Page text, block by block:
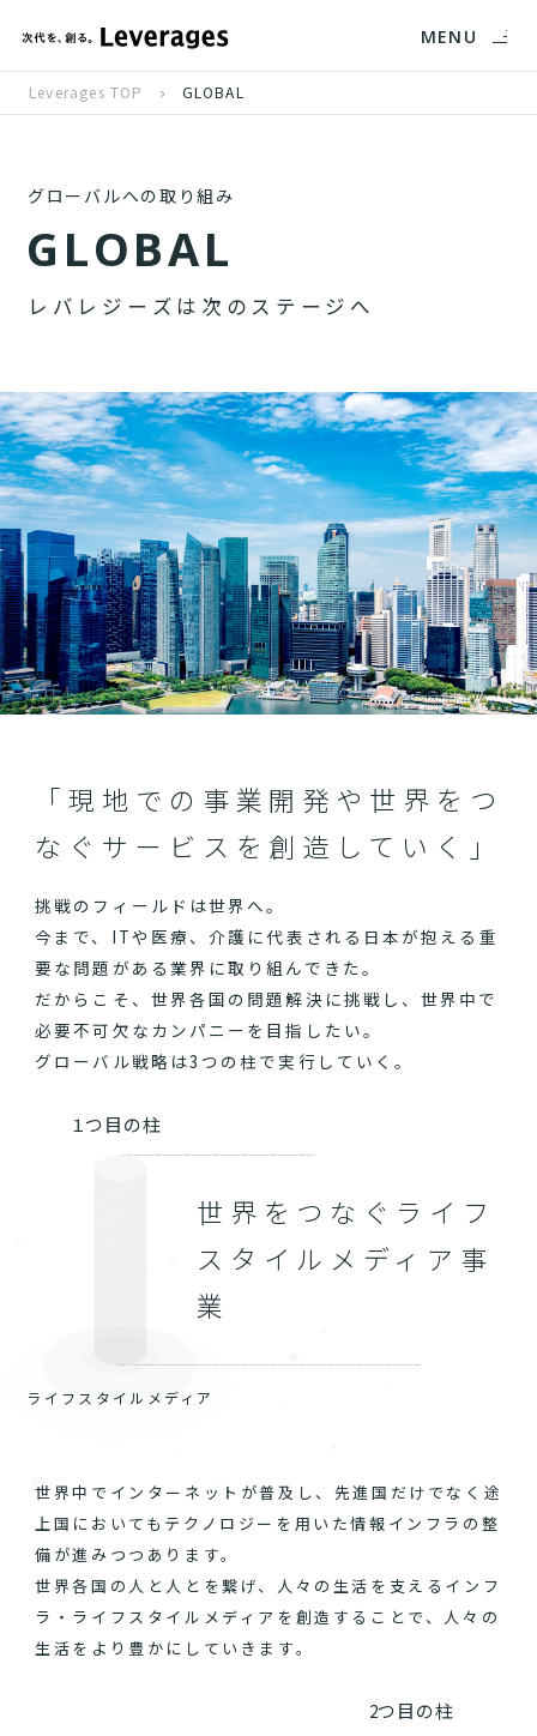
MENU
Leverages TOP GLOBAL
グローバルへの取り組み
GLOBAL
レ バ レ ジ ー ズ は 次 の ス テ ー ジ へ
「現地での事業開発や世界をつ
なぐサービスを創造していく」
挑戦のフィールドは世界へ。
今まで、ITや医療、介護に代表される日本が抱える重
要な問題がある業界に取り組んできた。
だからこそ、世界各国の問題解決に挑戦し、世界中で
必要不可欠なカンパニーを目指したい。
グローバル戦略は3つの柱で実行していく。
１つ目の柱
ライフスタイルメディア
世界をつなぐライフ
スタイルメディア事
業
世界中でインターネットが普及し、先進国だけでなく途
上国においてもテクノロジーを用いた情報インフラの整
備が進みつつあります。
世界各国の人と人とを繋げ、人々の生活を支えるインフ
ラ・ライフスタイルメディアを創造することで、人々の
生活をより豊かにしていきます。
2つ目の柱